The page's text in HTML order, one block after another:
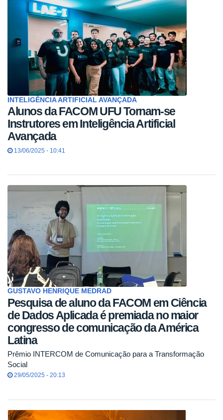
INTELIGÊNCIA ARTIFICIAL AVANÇADA
Alunos da FACOM UFU Tornam-se
Instrutores em Inteligência Artificial
Avançada
13/06/2025 - 10:41
GUSTAVO HENRIQUE MEDRAD
Pesquisa de aluno da FACOM em Ciência
de Dados Aplicada é premiada no maior
congresso de comunicação da América
Latina
Prêmio INTERCOM de Comunicação para a Transformação
Social
29/05/2025 - 20:13